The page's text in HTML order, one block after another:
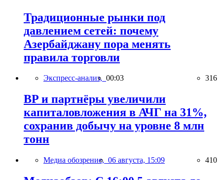
Традиционные рынки под
давлением сетей: почему
Азербайджану пора менять
правила торговли
Экспресс-анализ, 00:03 316
BP и партнёры увеличили
капиталовложения в АЧГ на 31%,
сохранив добычу на уровне 8 млн
тонн
Медиа обозрение, 06 августа, 15:09 410